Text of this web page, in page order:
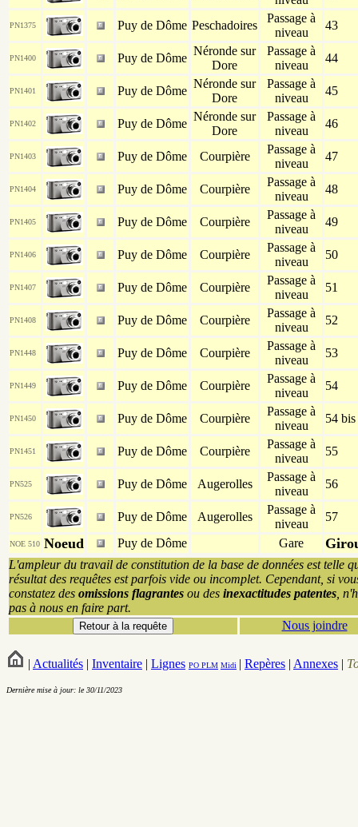
PN1375 Puy de Dôme Peschadoires
Passage à
niveau
43
PN1400 Puy de Dôme
Néronde sur
Dore
Passage à
niveau
44
PN1401 Puy de Dôme
Néronde sur
Dore
Passage à
niveau
45
PN1402 Puy de Dôme
Néronde sur
Dore
Passage à
niveau
46
PN1403 Puy de Dôme Courpière
Passage à
niveau
47
PN1404 Puy de Dôme Courpière
Passage à
niveau
48
PN1405 Puy de Dôme Courpière
Passage à
niveau
49
PN1406 Puy de Dôme Courpière
Passage à
niveau
50
PN1407 Puy de Dôme Courpière
Passage à
niveau
51
PN1408 Puy de Dôme Courpière
Passage à
niveau
52
PN1448 Puy de Dôme Courpière
Passage à
niveau
53
PN1449 Puy de Dôme Courpière
Passage à
niveau
54
PN1450 Puy de Dôme Courpière
Passage à
niveau
54 bis
PN1451 Puy de Dôme Courpière
Passage à
niveau
55
PN525 Puy de Dôme Augerolles
Passage à
niveau
56
PN526 Puy de Dôme Augerolles
Passage à
niveau
57
NOE 510 Noeud Puy de Dôme Gare
L'ampleur du travail de constitution de la base de données est telle
résultat des requêtes est parfois vide ou incomplet. Cependant, si
constatez des omissions flagrantes ou des inexactitudes patentes ,
pas à nous en faire part.
Nous joindre
| Actualités | Inventaire | Lignes PO PLM Midi | Repères | Annexes |
Dernière mise à jour: le 30/11/2023